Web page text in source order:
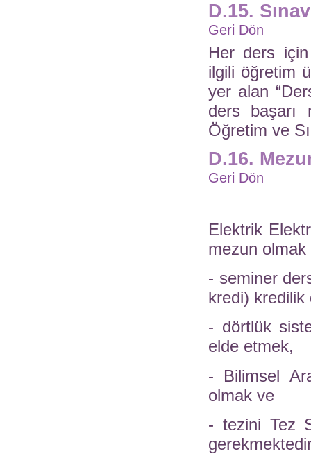
D.15.
Geri Dön
Her ders
ilgili öğretim
yer alan
ders başarı
Öğretim ve
D.16.
Geri Dön
Elektrik
mezun olmak
- seminer
kredi) kredilik
- dörtlük
elde etmek,
- Bilimsel
olmak ve
- tezini Tez